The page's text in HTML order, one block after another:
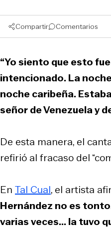
Compartir Comentarios
“Yo siento que esto
intencionado. La
noche caribeña.
señor de Venezuela y
De esta manera, el
refirió al fracaso del
En Tal Cual, el artista
Hernández no es
varias veces... la tuvo